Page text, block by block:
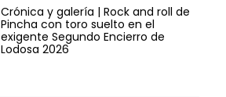
Crónica y galería | Rock and roll de
Pincha con toro suelto en el
exigente Segundo Encierro de
Lodosa 2026